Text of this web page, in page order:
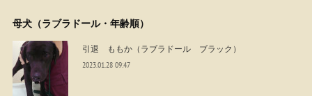
母犬（ラブラドール・年齢順）
引退 ももか（ラブラドール ブラック）
2023.01.28 09:47